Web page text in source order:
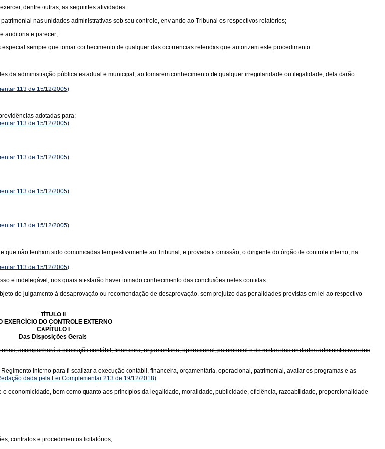
dentre outras, as seguintes atividades:
nas unidades administrativas sob seu controle, enviando ao Tribunal os respectivos relatórios;
auditoria e parecer;
sempre que tomar conhecimento de qualquer das ocorrências referidas que autorizem este procedimento.
da administração pública estadual e municipal, ao tomarem conhecimento de qualquer irregularidade ou ilegalidade, dela darão
113 de 15/12/2005)
adotadas para:
113 de 15/12/2005)
113 de 15/12/2005)
113 de 15/12/2005)
113 de 15/12/2005)
não tenham sido comunicadas tempestivamente ao Tribunal, e provada a omissão, o dirigente do órgão de controle interno, na
113 de 15/12/2005)
e indelegável, nos quais atestarão haver tomado conhecimento das conclusões neles contidas.
do julgamento à desaprovação ou recomendação de desaprovação, sem prejuízo das penalidades previstas em lei ao respectivo
TÍTULO II
EXERCÍCIO DO CONTROLE EXTERNO
CAPÍTULO I
Das Disposições Gerais
acompanhará a execução contábil, financeira, orçamentária, operacional, patrimonial e de metas das unidades administrativas dos
Interno para fi scalizar a execução contábil, financeira, orçamentária, operacional, patrimonial, avaliar os programas e as
dada pela Lei Complementar 213 de 19/12/2018)
economicidade, bem como quanto aos princípios da legalidade, moralidade, publicidade, eficiência, razoabilidade, proporcionalidade
contratos e procedimentos licitatórios;